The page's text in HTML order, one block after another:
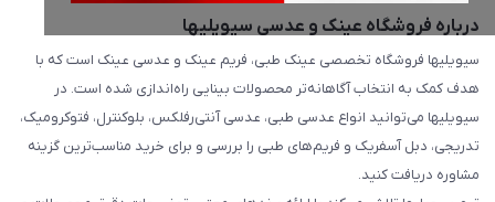
درباره فروشگاه عینک و عدسی سیویلیها
سیویلیها فروشگاه تخصصی عینک طبی، فریم عینک و عدسی عینک است که با
هدف کمک به انتخاب آگاهانه‌تر محصولات بینایی راه‌اندازی شده است. در
سیویلیها می‌توانید انواع عدسی طبی، عدسی آنتی‌رفلکس، بلوکنترل، فتوکرومیک،
تدریجی، دبل آسفریک و فریم‌های طبی را بررسی و برای خرید مناسب‌ترین گزینه
مشاوره دریافت کنید.